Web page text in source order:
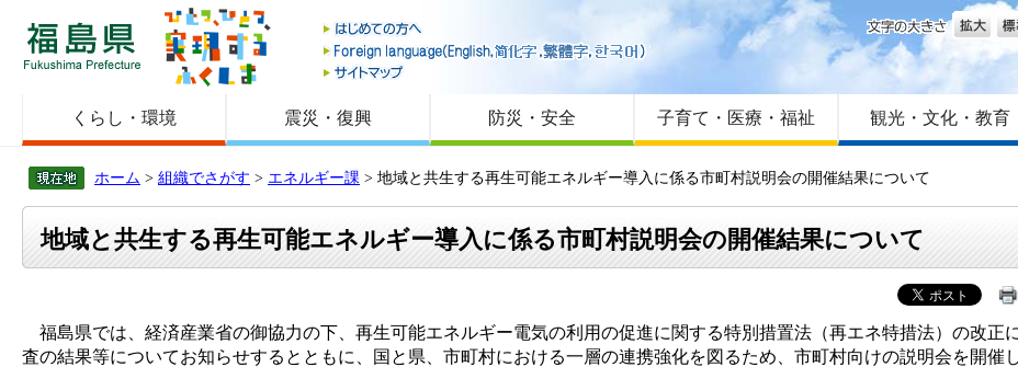
福島県
はじめての方へ
Foreign language
サイトマップ
文字の大
くらし・環境 震災・復興 防災・安全 子育て・医療・福祉 観光・文化・教育
ホーム > 組織でさがす > エネルギー課 > 地域と共生する再生可能エネルギー導入に係る市町村説明会の開催結果について
地域と共生する再生可能エネルギー導入に係る市町村説明会の開催結果について
福島県では、経済産業省の御協力の下、再生可能エネルギー電気の利用の促進に関する特別措置法（再エネ特措法）の改正
査の結果等についてお知らせするとともに、国と県、市町村における一層の連携強化を図るため、市町村向けの説明会を開催